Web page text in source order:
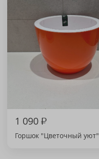
1 090₽
Горшок "Цветочный уют"